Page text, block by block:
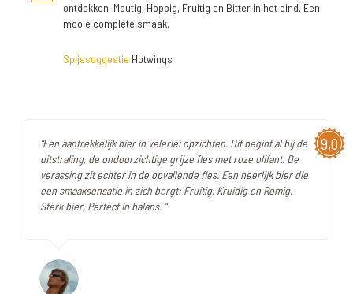
ontdekken. Moutig, Hoppig, Fruitig en Bitter in het eind. Een
mooie complete smaak.
Spijssuggestie Hotwings
9,0
"Een aantrekkelijk bier in velerlei opzichten. Dit begint al bij de
uitstraling, de ondoorzichtige grijze fles met roze olifant. De
verassing zit echter in de opvallende fles. Een heerlijk bier die
een smaaksensatie in zich bergt: Fruitig, Kruidig en Romig.
Sterk bier, Perfect in balans. "